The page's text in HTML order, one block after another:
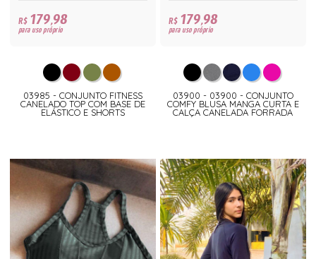
R$179,98
para uso próprio
03985 - CONJUNTO FITNESS
CANELADO TOP COM BASE DE
ELÁSTICO E SHORTS
R$179,98
para uso próprio
03900 - 03900 - CONJUNTO
COMFY BLUSA MANGA CURTA E
CALÇA CANELADA FORRADA